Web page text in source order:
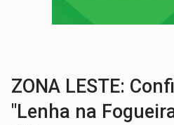
LUDOPATIA: Apostas
ZONA LESTE:
"Lenha na